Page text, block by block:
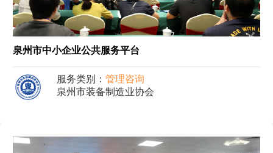
泉州市中小企业公共服务平台
服务类别： 管理咨询
泉州市装备制造业协会